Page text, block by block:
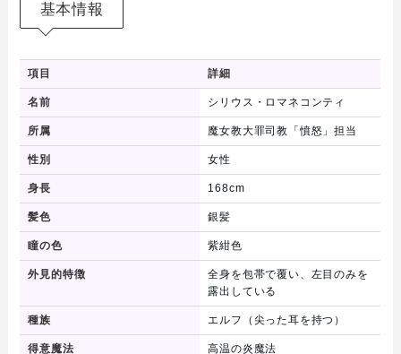
基本情報
項目 詳細
名前 シリウス・ロマネコンティ
所属 魔女教大罪司教「憤怒」担当
性別 女性
身長 168cm
髪色 銀髪
瞳の色 紫紺色
外見的特徴
全身を包帯で覆い、左目のみを
露出している
種族 エルフ（尖った耳を持つ）
得意魔法 高温の炎魔法